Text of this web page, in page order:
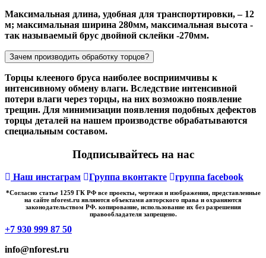
Максимальная длина, удобная для транспортировки, – 12
м; максимальная ширина 280мм, максимальная высота -
так называемый брус двойной склейки -270мм.
Зачем производить обработку торцов?
Торцы клееного бруса наиболее восприимчивы к
интенсивному обмену влаги. Вследствие интенсивной
потери влаги через торцы, на них возможно появление
трещин. Для минимизации появления подобных дефектов
торцы деталей на нашем производстве обрабатываются
специальным составом.
Подписывайтесь на нас
Наш инстаграм Группа вконтакте группа facebook
*Cогласно статье 1259 ГК РФ все проекты, чертежи и изображения, представленные
на сайте nforest.ru являются объектами авторского права и охраняются
законодательством РФ. копирование, использование их без разрешения
правообладателя запрещено.
+7 930 999 87 50
info@nforest.ru